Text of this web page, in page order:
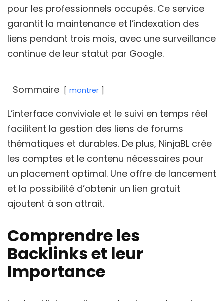
pour les professionnels occupés. Ce service
garantit la maintenance et l’indexation des
liens pendant trois mois, avec une surveillance
continue de leur statut par Google.
Sommaire montrer
L’interface conviviale et le suivi en temps réel
facilitent la gestion des liens de forums
thématiques et durables. De plus, NinjaBL crée
les comptes et le contenu nécessaires pour
un placement optimal. Une offre de lancement
et la possibilité d’obtenir un lien gratuit
ajoutent à son attrait.
Comprendre les
Backlinks et leur
Importance